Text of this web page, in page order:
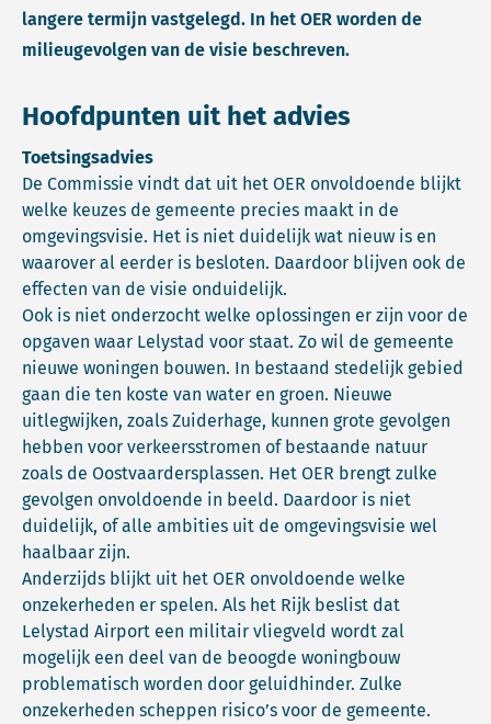
langere termijn vastgelegd. In het OER worden de
milieugevolgen van de visie beschreven.
Hoofdpunten uit het advies
Toetsingsadvies
De Commissie vindt dat uit het OER onvoldoende blijkt
welke keuzes de gemeente precies maakt in de
omgevingsvisie. Het is niet duidelijk wat nieuw is en
waarover al eerder is besloten. Daardoor blijven ook de
effecten van de visie onduidelijk.
Ook is niet onderzocht welke oplossingen er zijn voor de
opgaven waar Lelystad voor staat. Zo wil de gemeente
nieuwe woningen bouwen. In bestaand stedelijk gebied
gaan die ten koste van water en groen. Nieuwe
uitlegwijken, zoals Zuiderhage, kunnen grote gevolgen
hebben voor verkeersstromen of bestaande natuur
zoals de Oostvaardersplassen. Het OER brengt zulke
gevolgen onvoldoende in beeld. Daardoor is niet
duidelijk, of alle ambities uit de omgevingsvisie wel
haalbaar zijn.
Anderzijds blijkt uit het OER onvoldoende welke
onzekerheden er spelen. Als het Rijk beslist dat
Lelystad Airport een militair vliegveld wordt zal
mogelijk een deel van de beoogde woningbouw
problematisch worden door geluidhinder. Zulke
onzekerheden scheppen risico’s voor de gemeente.